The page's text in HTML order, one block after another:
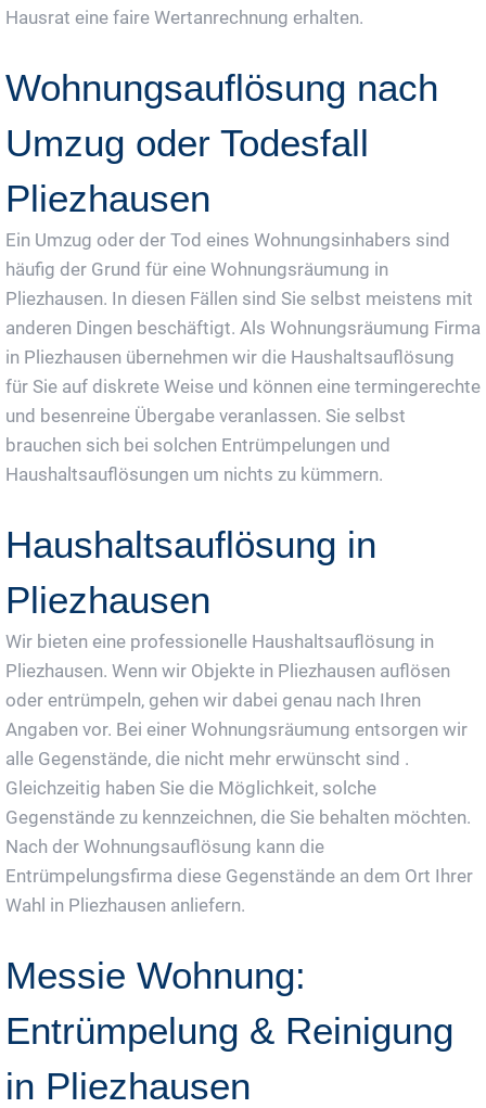
Hausrat eine faire Wertanrechnung erhalten.
Wohnungsauflösung nach
Umzug oder Todesfall
Pliezhausen
Ein Umzug oder der Tod eines Wohnungsinhabers sind
häufig der Grund für eine Wohnungsräumung in
Pliezhausen. In diesen Fällen sind Sie selbst meistens mit
anderen Dingen beschäftigt. Als Wohnungsräumung Firma
in Pliezhausen übernehmen wir die Haushaltsauflösung
für Sie auf diskrete Weise und können eine termingerechte
und besenreine Übergabe veranlassen. Sie selbst
brauchen sich bei solchen Entrümpelungen und
Haushaltsauflösungen um nichts zu kümmern.
Haushaltsauflösung in
Pliezhausen
Wir bieten eine professionelle Haushaltsauflösung in
Pliezhausen. Wenn wir Objekte in Pliezhausen auflösen
oder entrümpeln, gehen wir dabei genau nach Ihren
Angaben vor. Bei einer Wohnungsräumung entsorgen wir
alle Gegenstände, die nicht mehr erwünscht sind .
Gleichzeitig haben Sie die Möglichkeit, solche
Gegenstände zu kennzeichnen, die Sie behalten möchten.
Nach der Wohnungsauflösung kann die
Entrümpelungsfirma diese Gegenstände an dem Ort Ihrer
Wahl in Pliezhausen anliefern.
Messie Wohnung:
Entrümpelung & Reinigung
in Pliezhausen